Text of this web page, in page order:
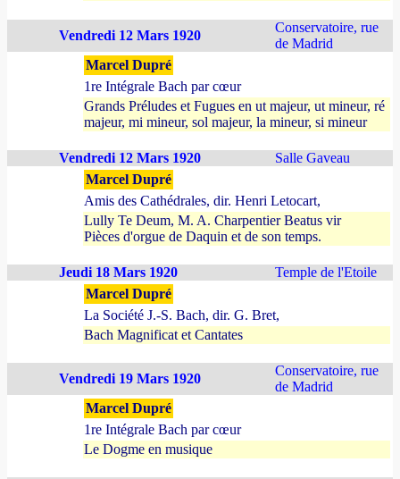
Vendredi 12 Mars 1920
Conservatoire, rue
de Madrid
Marcel Dupré
1re Intégrale Bach par cœur
Grands Préludes et Fugues en ut majeur, ut mineur, ré
majeur, mi mineur, sol majeur, la mineur, si mineur
Vendredi 12 Mars 1920
Salle Gaveau
Marcel Dupré
Amis des Cathédrales, dir. Henri Letocart,
Lully Te Deum, M. A. Charpentier Beatus vir
Pièces d'orgue de Daquin et de son temps.
Jeudi 18 Mars 1920
Temple de l'Etoile
Marcel Dupré
La Société J.-S. Bach, dir. G. Bret,
Bach Magnificat et Cantates
Vendredi 19 Mars 1920
Conservatoire, rue
de Madrid
Marcel Dupré
1re Intégrale Bach par cœur
Le Dogme en musique